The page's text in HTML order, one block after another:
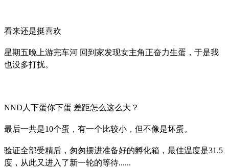
看来还是挺喜欢
星期五晚上游完车河 回到家发现女主角正奋力生蛋，于是我
也没多打扰。
NND人下蛋你下蛋 差距怎么这么大？
最后一共是10个蛋，有一个比较小，但不像是坏蛋。
验证全部受精后，匆匆摆进准备好的孵化箱，最佳温度是31.5
度，从此又进入了新一轮的等待......